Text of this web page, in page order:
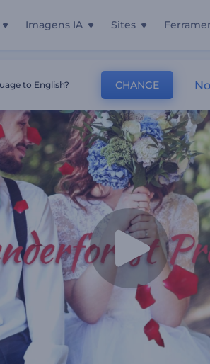
Imagens IA Sites
to English? CHANGE